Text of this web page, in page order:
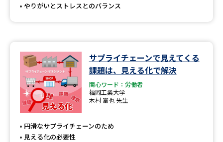
SELFBRAND特集ページ
オープンキャンパス検索 実施プログラムから探す
来場型・Web型イベント特集 夢ナビライブ
受験準備
やりがいとストレスとのバランス
サプライチェーンで見えてくる
課題は、見える化で解決
関心ワード：労働者
福岡工業大学
木村 富也 先生
円滑なサプライチェーンのため
見える化の必要性